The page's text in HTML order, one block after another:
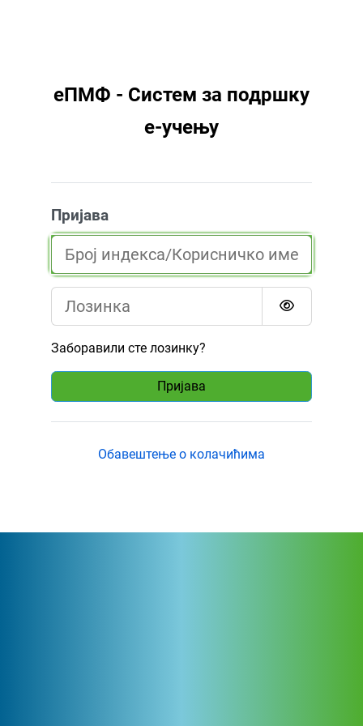
еПМФ - Систем за подршку
е-учењу
Пријава
Број индекса/Корисничко име наставника
Лозинка
Заборавили сте лозинку?
Пријава
Обавештење о колачићима